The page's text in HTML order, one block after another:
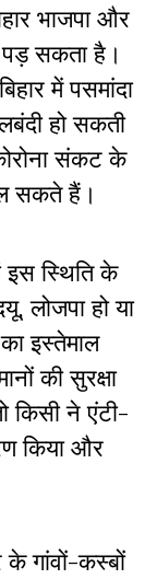
भाजपा और
पड़ सकता है।
में पसमांदा
हो सकती
संकट के
सकते हैं।
इस स्थिति के
लोजपा हो या
इस्तेमाल
की सुरक्षा
किसी ने एंटी-
किया और
के गांवों-कस्बों